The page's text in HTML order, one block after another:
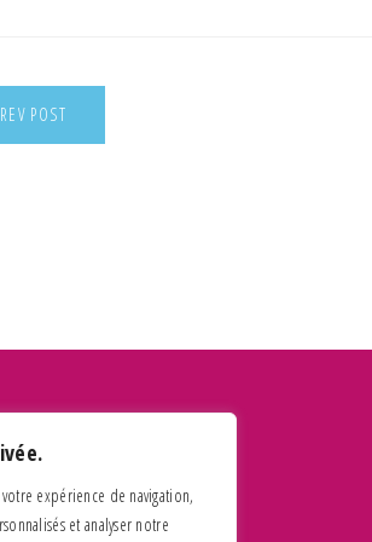
expérience de navigation,
et analyser notre
POST